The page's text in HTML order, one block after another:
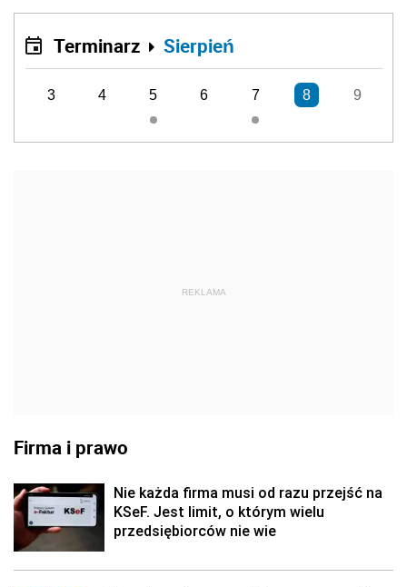
Terminarz Sierpień
3 4 5 6 7 8 9
REKLAMA
Firma i prawo
Nie każda firma musi od razu przejść na
KSeF. Jest limit, o którym wielu
przedsiębiorców nie wie